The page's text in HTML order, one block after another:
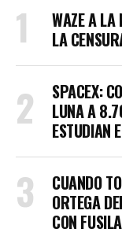
WAZE A LA
LA
SPACEX:
LUNA A
ESTUDIAN
CUANDO
ORTEGA
CON